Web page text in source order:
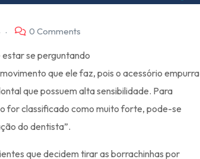
0 Comments
se perguntando
que ele faz, pois o acessório empurra
que possuem alta sensibilidade. Para
for classificado como muito forte, pode-se
do dentista”.
que decidem tirar as borrachinhas por